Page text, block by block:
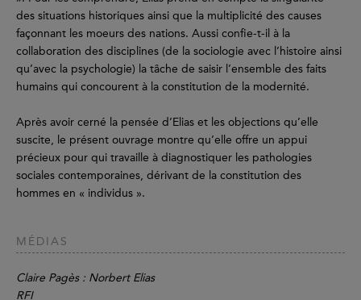
des situations historiques ainsi que la multiplicité des causes
façonnant les moeurs des nations. Aussi confie-t-il à la
collaboration des disciplines (de la sociologie avec l’histoire ainsi
qu’avec la psychologie) la tâche de saisir l’ensemble des faits
humains qui concourent à la constitution de la modernité.
Après avoir cerné la pensée d’Elias et les objections qu’elle
suscite, le présent ouvrage montre qu’elle offre un appui
précieux pour qui travaille à diagnostiquer les pathologies
sociales contemporaines, dérivant de la constitution des
hommes en « individus ».
MÉDIAS
Claire Pagès : Norbert Elias
RFI